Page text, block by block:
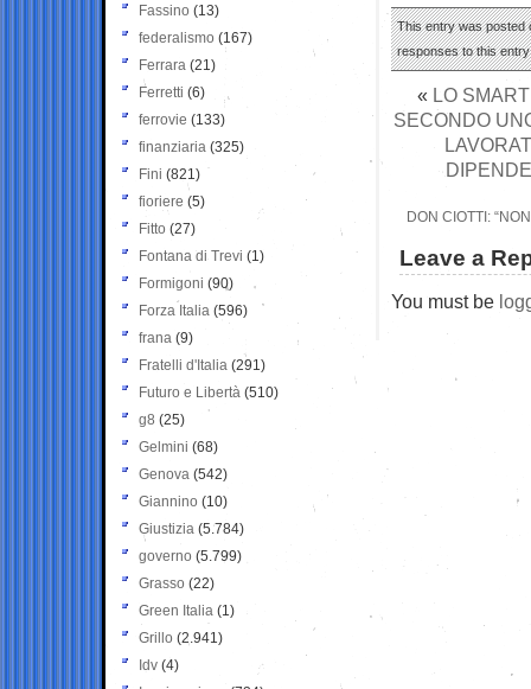
This entry was posted
responses to this
« LO
SECONDO
DON CIOTTI:
Leave a
You must be
Fassino (13)
federalismo (167)
Ferrara (21)
Ferretti (6)
ferrovie (133)
finanziaria (325)
Fini (821)
fioriere (5)
Fitto (27)
Fontana di Trevi (1)
Formigoni (90)
Forza Italia (596)
frana (9)
Fratelli d'Italia (291)
Futuro e Libertà (510)
g8 (25)
Gelmini (68)
Genova (542)
Giannino (10)
Giustizia (5.784)
governo (5.799)
Grasso (22)
Green Italia (1)
Grillo (2.941)
Idv (4)